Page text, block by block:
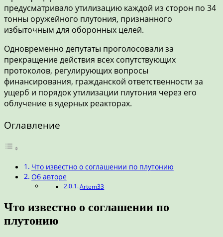
предусматривало утилизацию каждой из сторон по 34
тонны оружейного плутония, признанного
избыточным для оборонных целей.
Одновременно депутаты проголосовали за
прекращение действия всех сопутствующих
протоколов, регулирующих вопросы
финансирования, гражданской ответственности за
ущерб и порядок утилизации плутония через его
облучение в ядерных реакторах.
Оглавление
Что известно о соглашении по плутонию
Об авторе
Artem33
Что известно о соглашении по
плутонию